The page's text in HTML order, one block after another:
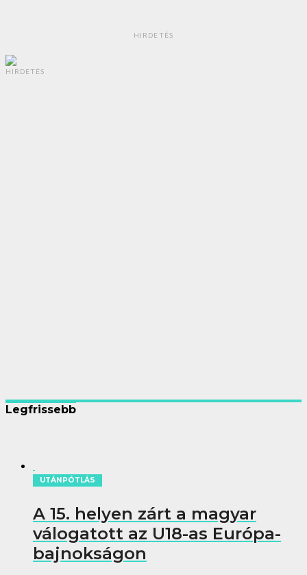
HIRDETÉS
HIRDETÉS
Legfrissebb
UTÁNPÓTLÁS
A 15. helyen zárt a magyar
válogatott az U18-as Európa-
bajnokságon